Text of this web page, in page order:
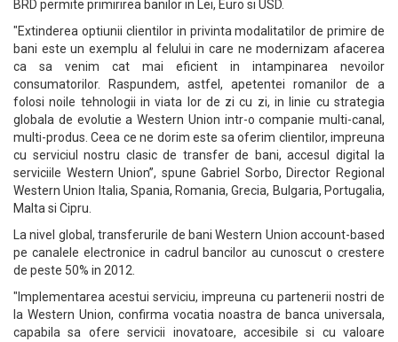
BRD permite primirirea banilor in Lei, Euro si USD.
"Extinderea optiunii clientilor in privinta modalitatilor de primire de
bani este un exemplu al felului in care ne modernizam afacerea
ca sa venim cat mai eficient in intampinarea nevoilor
consumatorilor. Raspundem, astfel, apetentei romanilor de a
folosi noile tehnologii in viata lor de zi cu zi, in linie cu strategia
globala de evolutie a Western Union intr-o companie multi-canal,
multi-produs. Ceea ce ne dorim este sa oferim clientilor, impreuna
cu serviciul nostru clasic de transfer de bani, accesul digital la
serviciile Western Union”, spune Gabriel Sorbo, Director Regional
Western Union Italia, Spania, Romania, Grecia, Bulgaria, Portugalia,
Malta si Cipru.
La nivel global, transferurile de bani Western Union account-based
pe canalele electronice in cadrul bancilor au cunoscut o crestere
de peste 50% in 2012.
"Implementarea acestui serviciu, impreuna cu partenerii nostri de
la Western Union, confirma vocatia noastra de banca universala,
capabila sa ofere servicii inovatoare, accesibile si cu valoare